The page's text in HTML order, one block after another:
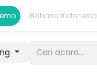
Bahasa Indonesia